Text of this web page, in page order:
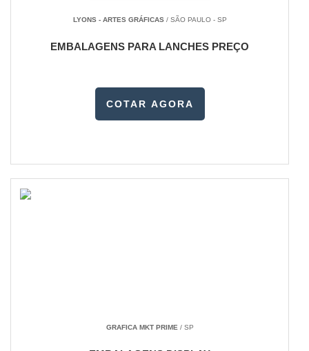
LYONS - ARTES GRÁFICAS/ SÃO PAULO - SP
EMBALAGENS PARA LANCHES PREÇO
COTAR AGORA
GRAFICA MKT PRIME/ SP